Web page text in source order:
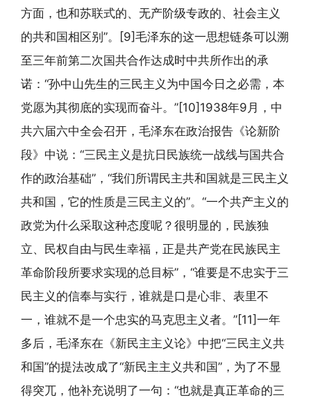
方面，也和苏联式的、无产阶级专政的、社会主义
的共和国相区别”。[9]毛泽东的这一思想链条可以溯
至三年前第二次国共合作达成时中共所作出的承
诺：“孙中山先生的三民主义为中国今日之必需，本
党愿为其彻底的实现而奋斗。”[10]1938年9月，中
共六届六中全会召开，毛泽东在政治报告《论新阶
段》中说：“三民主义是抗日民族统一战线与国共合
作的政治基础”，“我们所谓民主共和国就是三民主义
共和国，它的性质是三民主义的”。“一个共产主义的
政党为什么采取这种态度呢？很明显的，民族独
立、民权自由与民生幸福，正是共产党在民族民主
革命阶段所要求实现的总目标”，“谁要是不忠实于三
民主义的信奉与实行，谁就是口是心非、表里不
一，谁就不是一个忠实的马克思主义者。”[11]一年
多后，毛泽东在《新民主主义论》中把“三民主义共
和国”的提法改成了“新民主主义共和国”，为了不显
得突兀，他补充说明了一句：“也就是真正革命的三